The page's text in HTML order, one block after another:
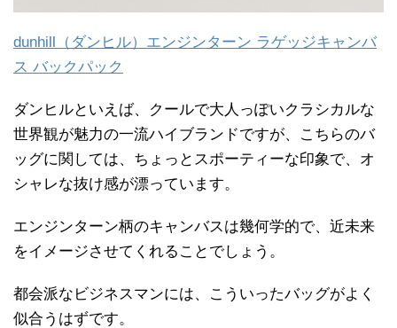
dunhill（ダンヒル）エンジンターン ラゲッジキャンバ
ス バックパック
ダンヒルといえば、クールで大人っぽいクラシカルな
世界観が魅力の一流ハイブランドですが、こちらのバ
ッグに関しては、ちょっとスポーティーな印象で、オ
シャレな抜け感が漂っています。
エンジンターン柄のキャンバスは幾何学的で、近未来
をイメージさせてくれることでしょう。
都会派なビジネスマンには、こういったバッグがよく
似合うはずです。